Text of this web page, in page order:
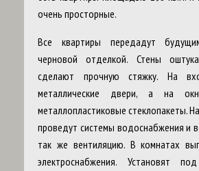
очень просторные.
Все квартиры передадут
черновой отделкой. Стены
сделают прочную стяжку. На
металлические двери, а на
металлопластиковые стеклопакеты.
проведут системы водоснабжения и
так же вентиляцию. В комнатах
электроснабжения. Установят